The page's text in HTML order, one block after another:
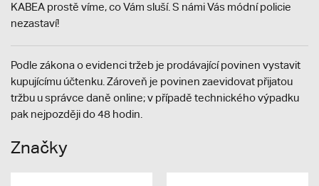
KABEA prostě víme, co Vám sluší. S námi Vás módní policie
nezastaví!
Podle zákona o evidenci tržeb je prodávající povinen vystavit
kupujícímu účtenku. Zároveň je povinen zaevidovat přijatou
tržbu u správce daně online; v případě technického výpadku
pak nejpozději do 48 hodin.
Značky